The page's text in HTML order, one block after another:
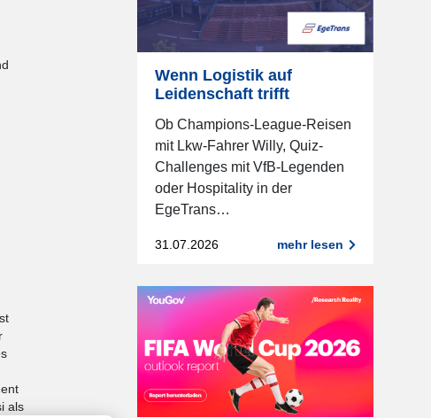
als
Wenn Logistik auf
Leidenschaft trifft
Ob Champions-League-Reisen
mit Lkw-Fahrer Willy, Quiz-
Challenges mit VfB-Legenden
oder Hospitality in der
EgeTrans…
31.07.2026 mehr lesen